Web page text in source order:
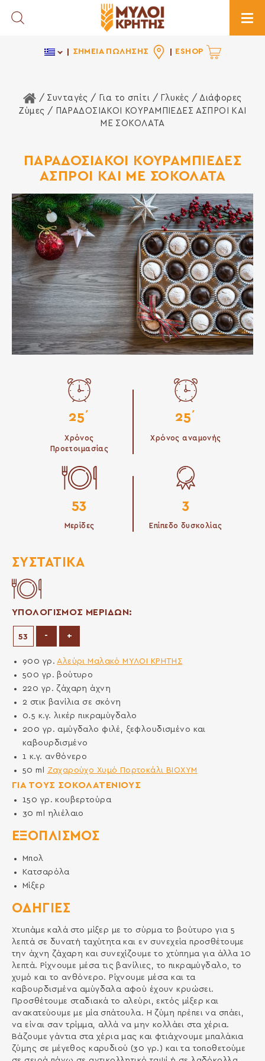
Toggle Search
ΣΗΜΕΙΑ ΠΩΛΗΣΗΣ ESHOP
Αρχική Σελίδα
/ Συνταγές / Για το σπίτι / Γλυκές /Διάφορες
Ζύμες / ΠΑΡΑΔΟΣΙΑΚΟΙ ΚΟΥΡΑΜΠΙΕΔΕΣ ΑΣΠΡΟΙ ΚΑΙ
ΜΕ ΣΟΚΟΛΑΤΑ
ΠΑΡΑΔΟΣΙΑΚΟΙ ΚΟΥΡΑΜΠΙΕΔΕΣ
ΑΣΠΡΟΙ ΚΑΙ ΜΕ ΣΟΚΟΛΑΤΑ
25΄
Χρόνος
Προετοιμασίας
25΄
Χρόνος αναμονής
53
Μερίδες
3
Επίπεδο δυσκολίας
ΟΔΗΓΙΕΣ
Χτυπάμε καλά στο μίξερ με το σύρμα το βούτυρο για 5
λεπτά σε δυνατή ταχύτητα και εν συνεχεία προσθέτουμε
την άχνη ζάχαρη και συνεχίζουμε το χτύπημα για άλλα 10
λεπτά. Ρίχνουμε μέσα τις βανίλιες, το πικραμύγδαλο, το
χυμό και το ανθόνερο. Ρίχνουμε μέσα και τα
καβουρδισμένα αμύγδαλα αφού έχουν κρυώσει.
Προσθέτουμε σταδιακά το αλεύρι, εκτός μίξερ και
ανακατεύουμε με μία σπάτουλα. Η ζύμη πρέπει να σπάει,
να είναι σαν τρίμμα, αλλά να μην κολλάει στα χέρια.
Βάζουμε γάντια στα χέρια μας και φτιάχνουμε μπαλάκια
ζύμης σε μέγεθος καρυδιού (30 γρ.) και τα τοποθετούμε
ΣΥΣΤΑΤΙΚΆ
ΥΠΟΛΟΓΙΣΜΟΣ ΜΕΡΙΔΩΝ:
- Μείωση μερίδων
+Αύξηση μερίδων
900 γρ. Αλεύρι Μαλακό ΜΥΛΟΙ ΚΡΗΤΗΣ
500 γρ.βούτυρο
220 γρ. ζάχαρη άχνη
2 στικ βανίλια σε σκόνη
0.5 κ.γ. λικέρ πικραμύγδαλο
200 γρ. αμύγδαλο φιλέ, ξεφλουδισμένο και
καβουρδισμένο
1 κ.γ. ανθόνερο
50ml Ζαχαρούχο Χυμό Πορτοκάλι ΒΙΟΧΥΜ
ΓΙΑ ΤΟΥΣ ΣΟΚΟΛΑΤΕΝΙΟΥΣ
150 γρ.κουβερτούρα
30ml ηλιέλαιο
ΕΞΟΠΛΙΣΜΌΣ
Μπολ
Κατσαρόλα
Μίξερ